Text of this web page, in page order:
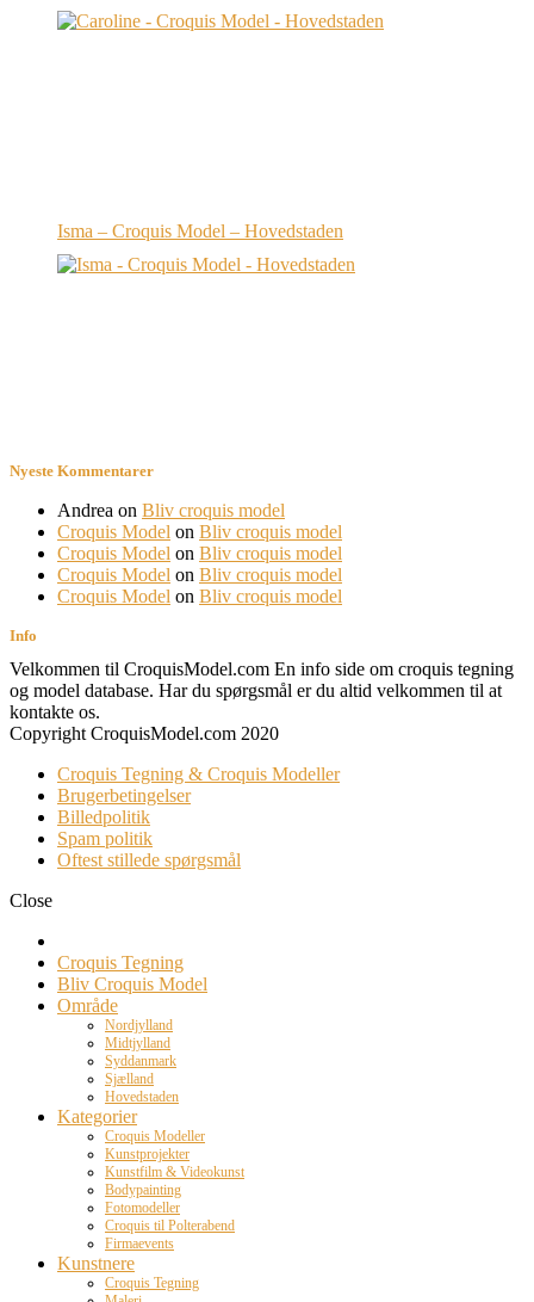
Isma – Croquis Model – Hovedstaden
Nyeste Kommentarer
Andrea on Bliv croquis model
Croquis Model on Bliv croquis model
Croquis Model on Bliv croquis model
Croquis Model on Bliv croquis model
Croquis Model on Bliv croquis model
Info
Velkommen til CroquisModel.com En info side om croquis tegning
og model database. Har du spørgsmål er du altid velkommen til at
kontakte os.
Copyright CroquisModel.com 2020
Croquis Tegning & Croquis Modeller
Brugerbetingelser
Billedpolitik
Spam politik
Oftest stillede spørgsmål
Close
Croquis Tegning
Bliv Croquis Model
Område
Nordjylland
Midtjylland
Syddanmark
Sjælland
Hovedstaden
Kategorier
Croquis Modeller
Kunstprojekter
Kunstfilm & Videokunst
Bodypainting
Fotomodeller
Croquis til Polterabend
Firmaevents
Kunstnere
Croquis Tegning